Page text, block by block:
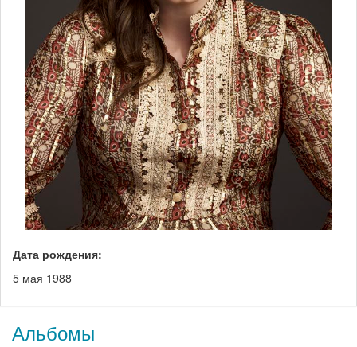
Дата рождения:
5 мая 1988
Альбомы